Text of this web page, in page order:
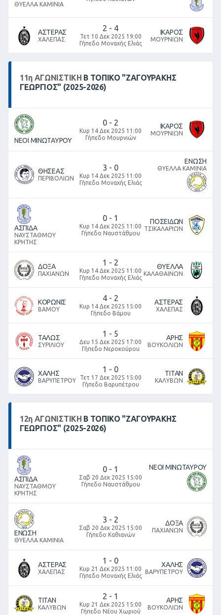
ΘΥΕΛΛΑ ΚΑΜΙΝΙΑ
ΑΣΤΕΡΑΣ
ΧΑΛΕΠΑΣ
2 - 4
Τετ 10 Δεκ 2025 19:00
Γήπεδο Μοναχής Ελιάς
ΙΚΑΡΟΣ
ΜΟΥΡΝΙΩΝ
11η ΑΓΩΝΙΣΤΙΚΉ Β ΤΟΠΙΚΌ "ΖΑΓΟΥΡΑΚΗΣ
ΓΕΩΡΓΙΟΣ" (2025-2026)
ΝΕΟΙ ΜΙΝΩΤΑΥΡΟΥ
0 - 2
Κυρ 14 Δεκ 2025 11:00
Γήπεδο Μουρνιών
ΙΚΑΡΟΣ
ΜΟΥΡΝΙΩΝ
ΘΗΣΕΑΣ
ΠΕΡΙΒΟΛΙΩΝ
3 - 0
Κυρ 14 Δεκ 2025 11:00
Γήπεδο Μοναχής Ελιάς
ΕΝΩΣΗ
ΘΥΕΛΛΑ ΚΑΜΙΝΙΑ
ΑΣΠΙΔΑ
ΝΑΥΣΤΑΘΜΟΥ
ΚΡΗΤΗΣ
0 - 1
Κυρ 14 Δεκ 2025 11:00
Γήπεδο Ναυστάθμου
ΠΟΣΕΙΔΩΝ
ΤΣΙΚΑΛΑΡΙΩΝ
ΔΟΞΑ
ΠΑΧΙΑΝΩΝ
1 - 2
Κυρ 14 Δεκ 2025 11:00
Γήπεδο Μοναχής Ελιάς
ΘΥΕΛΛΑ
ΚΑΛΑΘΑΙΝΩΝ
ΚΟΡΩΝΙΣ
ΒΑΜΟΥ
4 - 2
Κυρ 14 Δεκ 2025 15:00
Γήπεδο Βάμου
ΑΣΤΕΡΑΣ
ΧΑΛΕΠΑΣ
ΤΑΛΩΣ
ΣΥΡΙΛΙΟΥ
1 - 5
Δευ 15 Δεκ 2025 17:00
Γήπεδο Νεροκούρου
ΑΡΗΣ
ΒΟΥΚΟΛΙΩΝ
ΧΑΛΗΣ
ΒΑΡΥΠΕΤΡΟΥ
1 - 0
Τετ 17 Δεκ 2025 15:00
Γήπεδο Βαρυπέτρου
ΤΙΤΑΝ
ΚΑΛΥΒΩΝ
12η ΑΓΩΝΙΣΤΙΚΉ Β ΤΟΠΙΚΌ "ΖΑΓΟΥΡΑΚΗΣ
ΓΕΩΡΓΙΟΣ" (2025-2026)
ΑΣΠΙΔΑ
ΝΑΥΣΤΑΘΜΟΥ
ΚΡΗΤΗΣ
0 - 1
Σαβ 20 Δεκ 2025 15:00
Γήπεδο Ναυστάθμου
ΝΕΟΙ ΜΙΝΩΤΑΥΡΟΥ
ΕΝΩΣΗ
ΘΥΕΛΛΑ ΚΑΜΙΝΙΑ
3 - 2
Σαβ 20 Δεκ 2025 15:00
Γήπεδο Καθιανών
ΔΟΞΑ
ΠΑΧΙΑΝΩΝ
ΑΣΤΕΡΑΣ
ΧΑΛΕΠΑΣ
1 - 0
Κυρ 21 Δεκ 2025 11:00
Γήπεδο Μοναχής Ελιάς
ΧΑΛΗΣ
ΒΑΡΥΠΕΤΡΟΥ
ΤΙΤΑΝ
ΚΑΛΥΒΩΝ
2 - 1
Κυρ 21 Δεκ 2025 15:00
Γήπεδο Νέου Χωριού
ΑΡΗΣ
ΒΟΥΚΟΛΙΩΝ